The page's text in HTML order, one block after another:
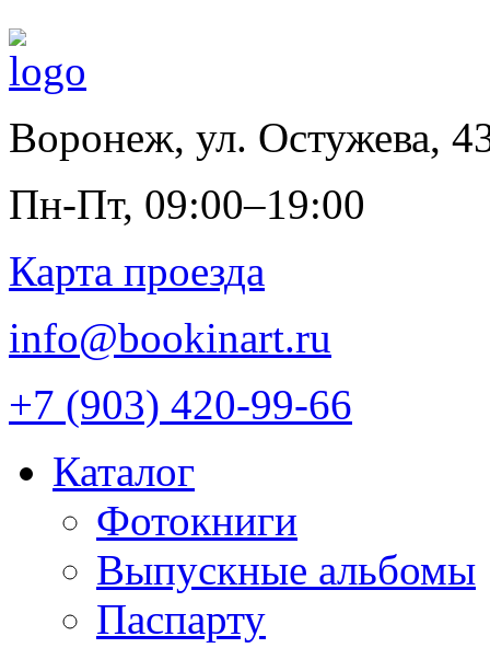
Воронеж, ул. Остужева,
Пн-Пт, 09:00–19:00
Карта проезда
info@bookinart.ru
+7 (903) 420-99-66
Каталог
Фотокниги
Выпускные альбомы
Паспарту